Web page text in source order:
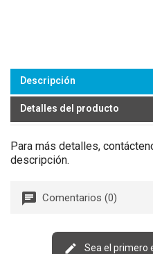
Descripción
Detalles del producto
Para más detalles,
descripción.
Comentarios (0)
Sea el primero